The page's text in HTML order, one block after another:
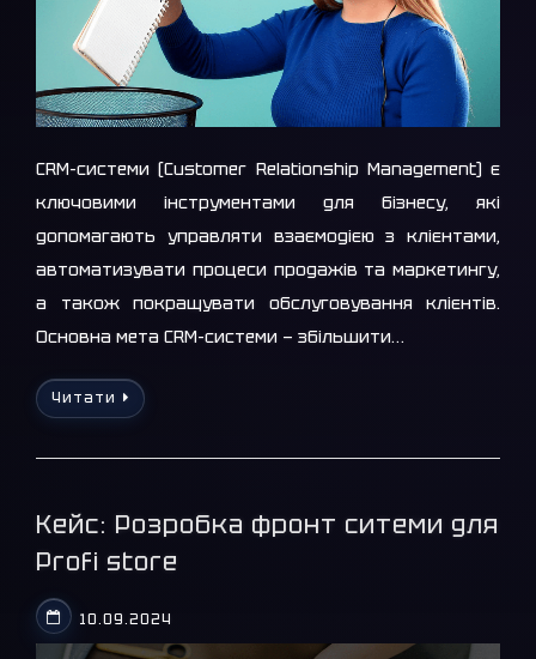
CRM-системи (Customer Relationship Management) є
ключовими інструментами для бізнесу, які
допомагають управляти взаємодією з клієнтами,
автоматизувати процеси продажів та маркетингу,
а також покращувати обслуговування клієнтів.
Основна мета CRM-системи — збільшити…
Читати
Кейc: Розробка фронт ситеми для
Profi store
10.09.2024